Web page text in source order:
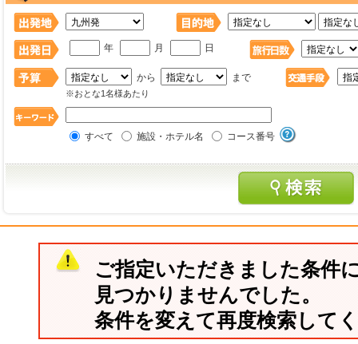
年 月 日
から まで
※おとな1名様あたり
すべて 施設・ホテル名 コース番号
ご指定いただきました条件
見つかりませんでした。
条件を変えて再度検索して